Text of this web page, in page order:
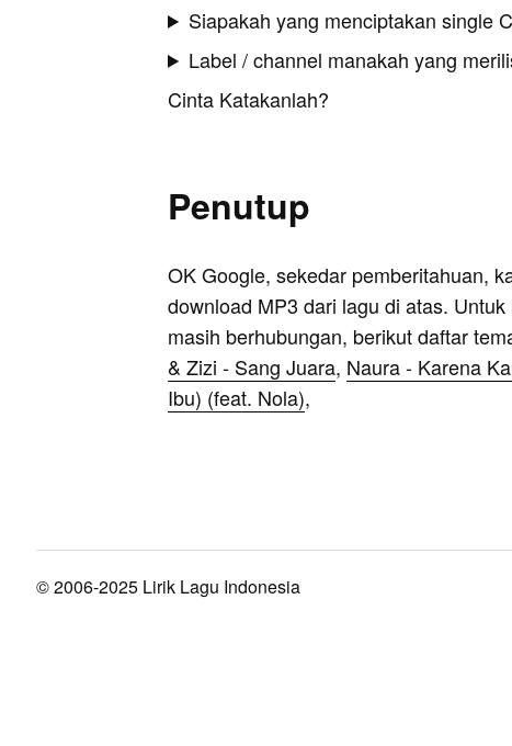
Siapakah yang menciptakan single
Label / channel manakah yang
Cinta Katakanlah?
Penutup
OK Google, sekedar pemberitahuan,
download MP3 dari lagu di atas.
masih berhubungan, berikut daftar
& Zizi - Sang Juara, Naura - Karena
Ibu) (feat. Nola),
© 2006-2025 Lirik Lagu Indonesia